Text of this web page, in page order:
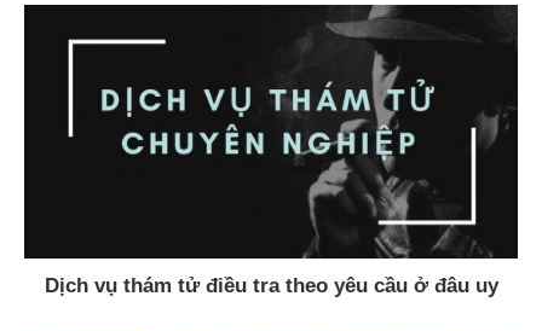
Dịch vụ thám tử điều tra theo yêu cầu ở đâu uy